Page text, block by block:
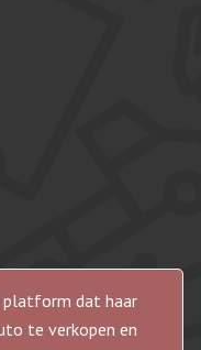
dat haar
te verkopen en